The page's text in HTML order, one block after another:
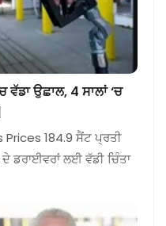
ਵੱਡਾ ਉਛਾਲ, 4 ਸਾਲਾਂ ‘ਚ
184.9 ਸੈਂਟ ਪ੍ਰਤੀ
ਡਰਾਈਵਰਾਂ ਲਈ ਵੱਡੀ ਚਿੰਤਾ